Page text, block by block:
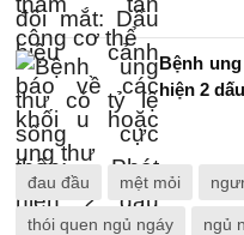
Bệnh
hiện 2
đau đầu mệt mỏi
thói quen ngủ ngáy ngủ